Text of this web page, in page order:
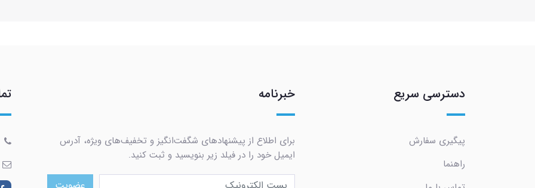
دسترسی سریع
پیگیری سفارش
راهنما
خبرنامه
برای اطلاع از پیشنهادهای شگفت‌انگیز و تخفیف‌های ویژه، آدرس
ایمیل خود را در فیلد زیر بنویسید و ثبت کنید.